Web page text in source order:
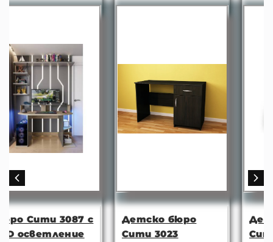
с
Детско бюро
Сити 3023
Детско бюро
Сити 3050